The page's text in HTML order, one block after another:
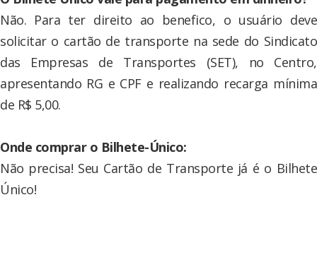
Não. Para ter direito ao benefico, o usuário deve
solicitar o cartão de transporte na sede do Sindicato
das Empresas de Transportes (SET), no Centro,
apresentando RG e CPF e realizando recarga mínima
de R$ 5,00.
Onde comprar o Bilhete-Único:
Não precisa! Seu Cartão de Transporte já é o Bilhete
Único!